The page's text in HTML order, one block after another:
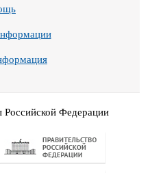
Федерации